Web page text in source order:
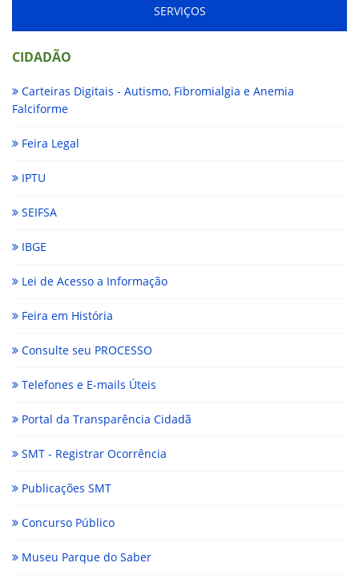
SERVIÇOS
CIDADÃO
Carteiras Digitais - Autismo, Fibromialgia e Anemia
Falciforme
Feira Legal
IPTU
SEIFSA
IBGE
Lei de Acesso a Informação
Feira em História
Consulte seu PROCESSO
Telefones e E-mails Úteis
Portal da Transparência Cidadã
SMT - Registrar Ocorrência
Publicações SMT
Concurso Público
Museu Parque do Saber